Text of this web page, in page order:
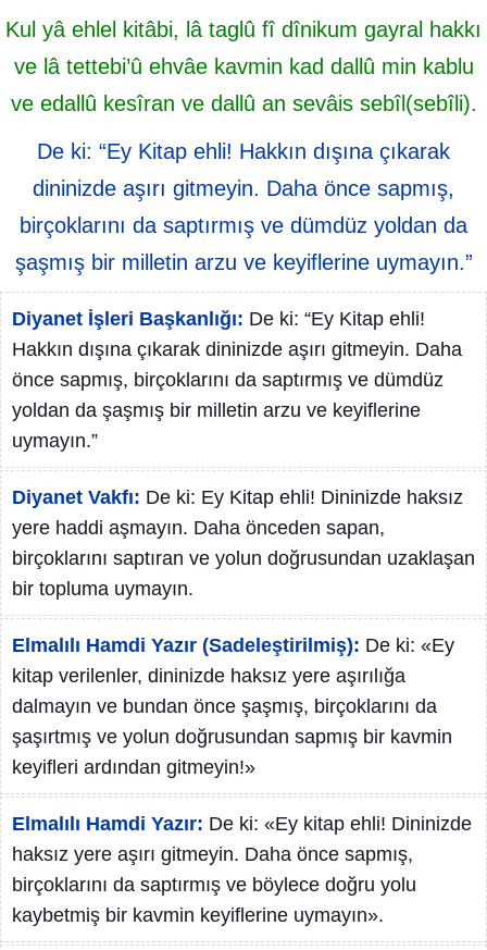
Kul yâ ehlel kitâbi, lâ taglû fî dînikum gayral hakkı
ve lâ tettebi’û ehvâe kavmin kad dallû min kablu
ve edallû kesîran ve dallû an sevâis sebîl(sebîli).
De ki: “Ey Kitap ehli! Hakkın dışına çıkarak
dininizde aşırı gitmeyin. Daha önce sapmış,
birçoklarını da saptırmış ve dümdüz yoldan da
şaşmış bir milletin arzu ve keyiflerine uymayın.”
Diyanet İşleri Başkanlığı: De ki: “Ey Kitap ehli!
Hakkın dışına çıkarak dininizde aşırı gitmeyin. Daha
önce sapmış, birçoklarını da saptırmış ve dümdüz
yoldan da şaşmış bir milletin arzu ve keyiflerine
uymayın.”
Diyanet Vakfı: De ki: Ey Kitap ehli! Dininizde haksız
yere haddi aşmayın. Daha önceden sapan,
birçoklarını saptıran ve yolun doğrusundan uzaklaşan
bir topluma uymayın.
Elmalılı Hamdi Yazır (Sadeleştirilmiş): De ki: «Ey
kitap verilenler, dininizde haksız yere aşırılığa
dalmayın ve bundan önce şaşmış, birçoklarını da
şaşırtmış ve yolun doğrusundan sapmış bir kavmin
keyifleri ardından gitmeyin!»
Elmalılı Hamdi Yazır: De ki: «Ey kitap ehli! Dininizde
haksız yere aşırı gitmeyin. Daha önce sapmış,
birçoklarını da saptırmış ve böylece doğru yolu
kaybetmiş bir kavmin keyiflerine uymayın».